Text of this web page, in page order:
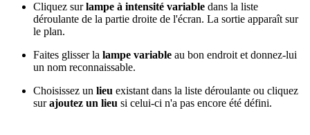
Cliquez surlampe à intensité variable dans la liste
déroulante de la partie droite de l'écran. La sortie apparaît sur
le plan.
Faites glisser la lampe variable au bon endroit et donnez-lui
un nom reconnaissable.
Choisissez un lieu existant dans la liste déroulante ou cliquez
surajoutez un lieu si celui-ci n'a pas encore été défini.